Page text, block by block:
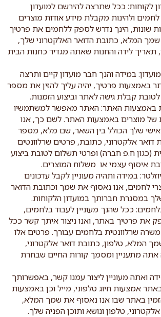
לקוחות: ככל שתרצה להירשם למועדון
ולהינות מקבלת מידע אודות מוצרים
שונות, הינך נדרש לספק ללחמים את פרטיך
המלא, כתובת הדואר האלקטרוני שלך,
לידה והחנות שאתה מגדיר כחנות הבית
במידה והנך חבר מועדון קיים ותרצה
באמצעות פרטיך, יהיה עליך להזין את מספר
קבלת גישה לאתר וביצוע הזמנות.
באמצעות האתר: האתר מאפשר למשתמשיו
של מוצרים באמצעות האתר. לשם כך, אנו
שלך הכולל בין השאר, שם מלא, מספר
דואר אלקטרוני, כתובת, פרטים שרלוונטים
(כגון ח.פ חברה) ופרטי תשלום לטובת ביצוע
איסוף עצמי או משלוח המוצרים.
במידה ותהיה מעוניין לקבל עדכונים
לחמים, אנו נאסוף את שמך וכתובת הדואר
במסגרת חברותך במועדון הלקוחות.
ככל שהנך מעוניין לעבוד בלחמים,
את פרטיך באתר, ואנו ניצור איתך קשר ככל
שרלוונטית בלחמים עבורך. פרטים אלו
המלא, טלפון, כתובת דואר אלקטרוני,
מתעניין ומסמך קורות החיים שבחרת
ואתה מעוניין ליצור עמנו קשר, באפשרותך
אמצעות חיוג טלפוני, מייל וכן באמצעות
באתר שבו אנו נאסוף את שמך המלא,
טלפון ונושא ותוכן הפניה שלך.